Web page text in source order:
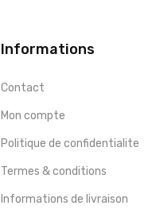
Informations
Contact
Mon compte
Politique de confidentialite
Termes & conditions
Informations de livraison